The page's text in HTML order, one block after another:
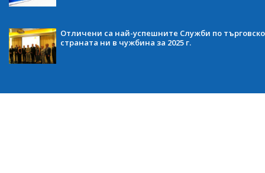
Отличени са най-успешните Служби по
страната ни в чужбина за 2025 г.